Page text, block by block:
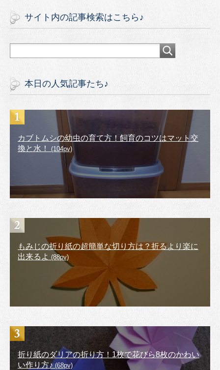
サイト内の記事検索はこちら♪
本日の人気記事たち♪
カブトムシの幼虫の育て方！飼育のコツはマット交
換と水！
(104pv)
もみじの折り紙の超簡単な切り方は？折るより楽に
出来るよ (88pv)
折り紙のダリアの折り方！1枚で花びら8枚のかわい
い作り方♪(68pv)